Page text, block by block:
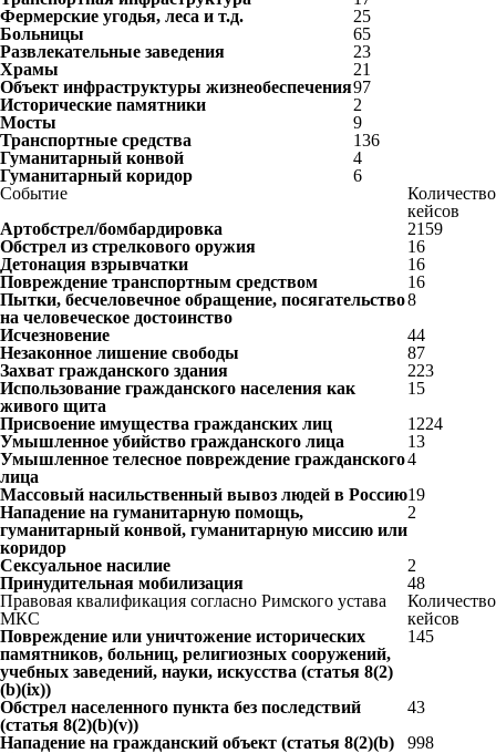
Фермерские угодья, леса и т.д.
25
Больницы
65
Развлекательные заведения
23
Храмы
21
Объект инфраструктуры жизнеобеспечения97
Исторические памятники
2
Мосты
9
Транспортные средства
136
Гуманитарный конвой
4
Гуманитарный коридор
6
Событие
Количество
кейсов
Артобстрел/бомбардировка
2159
Обстрел из стрелкового оружия
16
Детонация взрывчатки
16
Повреждение транспортным средством
16
Пытки, бесчеловечное обращение, посягательство
на человеческое достоинство
8
Исчезновение
44
Незаконное лишение свободы
87
Захват гражданского здания
223
Использование гражданского населения как
живого щита
15
Присвоение имущества гражданских лиц
1224
Умышленное убийство гражданского лица
13
Умышленное телесное повреждение гражданского
лица
4
Массовый насильственный вывоз людей в Россию19
Нападение на гуманитарную помощь,
гуманитарный конвой, гуманитарную миссию или
коридор
2
Сексуальное насилие
2
Принудительная мобилизация
48
Правовая квалификация согласно Римского устава
МКС
Количество
кейсов
Повреждение или уничтожение исторических
памятников, больниц, религиозных сооружений,
учебных заведений, науки, искусства (статья 8(2)
(b)(ix))
145
Обстрел населенного пункта без последствий
(статья 8(2)(b)(v))
43
Нападение на гражданский объект (статья 8(2)(b)
998